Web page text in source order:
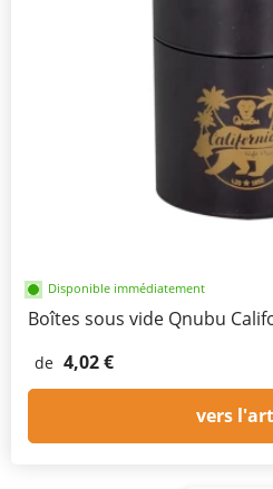
Disponible immédiatement
Boîtes sous vide Qnubu
de 4,02 €
vers